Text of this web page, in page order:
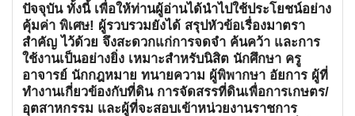
ปัจจุบัน ทั้งนี้ เพื่อให้ท่านผู้อ่านได้นำไปใช้ประโยชน์อย่าง
คุ้มค่า พิเศษ! ผู้รวบรวมยังได้ สรุปหัวข้อเรื่องมาตรา
สำคัญ ไว้ด้วย จึงสะดวกแก่การจดจำ ค้นคว้า และการ
ใช้งานเป็นอย่างยิ่ง เหมาะสำหรับนิสิต นักศึกษา ครู
อาจารย์ นักกฎหมาย ทนายความ ผู้พิพากษา อัยการ ผู้ที่
ทำงานเกี่ยวข้องกับที่ดิน การจัดสรรที่ดินเพื่อการเกษตร/
อุตสาหกรรม และผู้ที่จะสอบเข้าหน่วยงานราชการ